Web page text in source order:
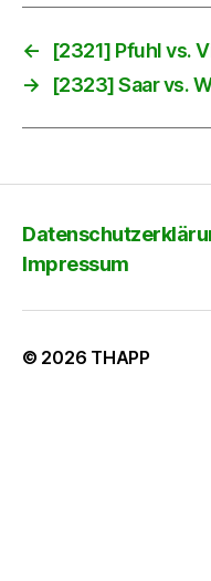
←
[2321] Pfuhl vs.
→
[2323] Saar vs.
Impressum
© 2026 THAPP